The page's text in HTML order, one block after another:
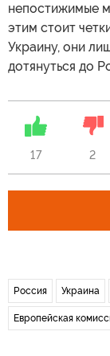
непостижимые
этим стоит
Украину, они
дотянуться до
17 2
Россия Украина
Европейская